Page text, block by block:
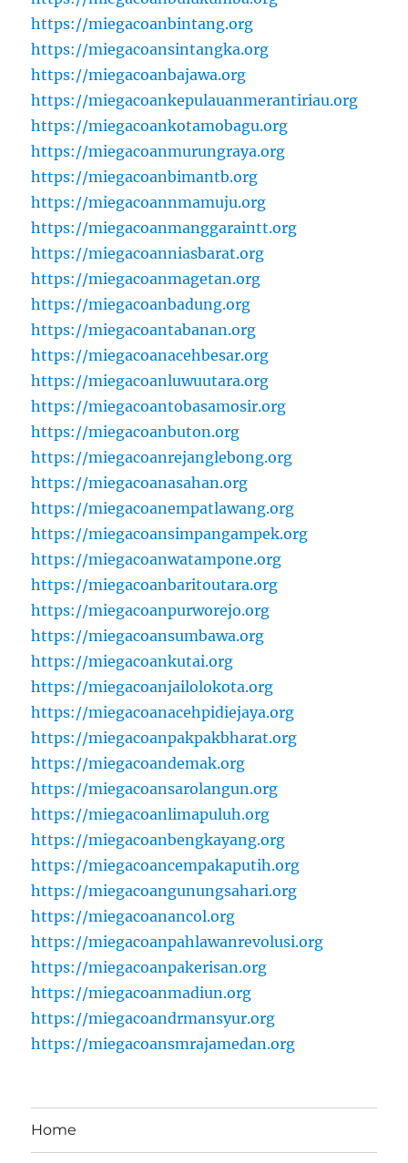
https://miegacoanbintang.org
https://miegacoansintangka.org
https://miegacoanbajawa.org
https://miegacoankepulauanmerantiriau.org
https://miegacoankotamobagu.org
https://miegacoanmurungraya.org
https://miegacoanbimantb.org
https://miegacoannmamuju.org
https://miegacoanmanggaraintt.org
https://miegacoanniasbarat.org
https://miegacoanmagetan.org
https://miegacoanbadung.org
https://miegacoantabanan.org
https://miegacoanacehbesar.org
https://miegacoanluwuutara.org
https://miegacoantobasamosir.org
https://miegacoanbuton.org
https://miegacoanrejanglebong.org
https://miegacoanasahan.org
https://miegacoanempatlawang.org
https://miegacoansimpangampek.org
https://miegacoanwatampone.org
https://miegacoanbaritoutara.org
https://miegacoanpurworejo.org
https://miegacoansumbawa.org
https://miegacoankutai.org
https://miegacoanjailolokota.org
https://miegacoanacehpidiejaya.org
https://miegacoanpakpakbharat.org
https://miegacoandemak.org
https://miegacoansarolangun.org
https://miegacoanlimapuluh.org
https://miegacoanbengkayang.org
https://miegacoancempakaputih.org
https://miegacoangunungsahari.org
https://miegacoanancol.org
https://miegacoanpahlawanrevolusi.org
https://miegacoanpakerisan.org
https://miegacoanmadiun.org
https://miegacoandrmansyur.org
https://miegacoansmrajamedan.org
Home